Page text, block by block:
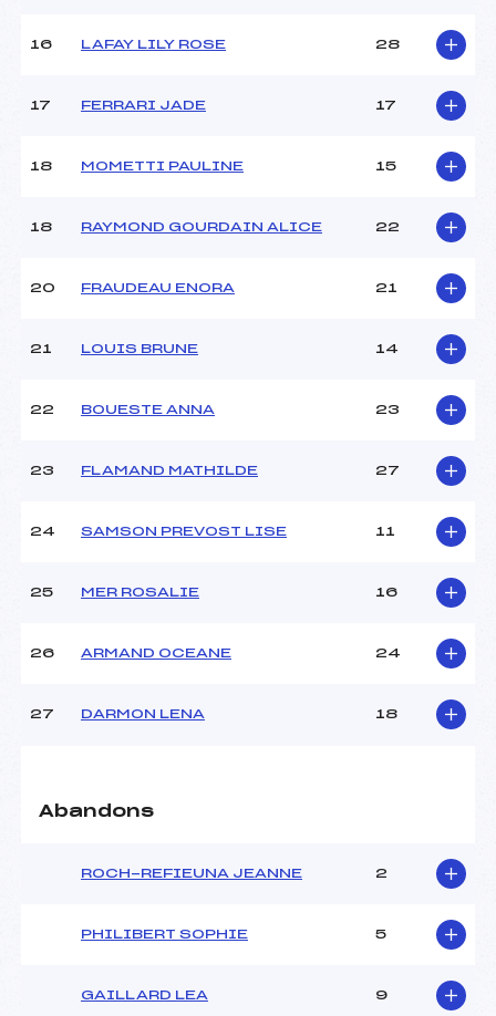
Température départ :
82.4100
U16
16 LAFAY LILY ROSE 28
17 FERRARI JADE 17
18 MOMETTI PAULINE 15
18 RAYMOND GOURDAIN ALICE 22
20 FRAUDEAU ENORA 21
21 LOUIS BRUNE 14
22 BOUESTE ANNA 23
23 FLAMAND MATHILDE 27
24 SAMSON PREVOST LISE 11
25 MER ROSALIE 16
26 ARMAND OCEANE 24
27 DARMON LENA 18
Abandons
ROCH-REFIEUNA JEANNE 2
PHILIBERT SOPHIE 5
GAILLARD LEA 9